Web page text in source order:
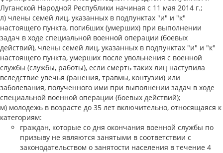
Луганской Народной Республики начиная с 11 мая 2014 г.;
члены семей лиц, указанных в подпунктах "и" и "к"
настоящего пункта, погибших (умерших) при выполнении
задач в ходе специальной военной операции (боевых
действий), члены семей лиц, указанных в подпунктах "и" и "к"
настоящего пункта, умерших после увольнения с военной
службы (службы, работы), если смерть таких лиц наступила
вследствие увечья (ранения, травмы, контузии) или
заболевания, полученного ими при выполнении задач в ходе
специальной военной операции (боевых действий);
молодежь в возрасте до 35 лет включительно, относящаяся к
категориям:
граждан, которые со дня окончания военной службы по
призыву не являются занятыми в соответствии с
законодательством о занятости населения в течение 4